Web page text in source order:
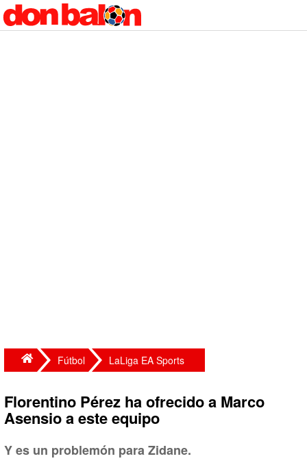
Fútbol LaLiga EA Sports
Florentino Pérez ha ofrecido a Marco
Asensio a este equipo
Y es un problemón para Zidane.